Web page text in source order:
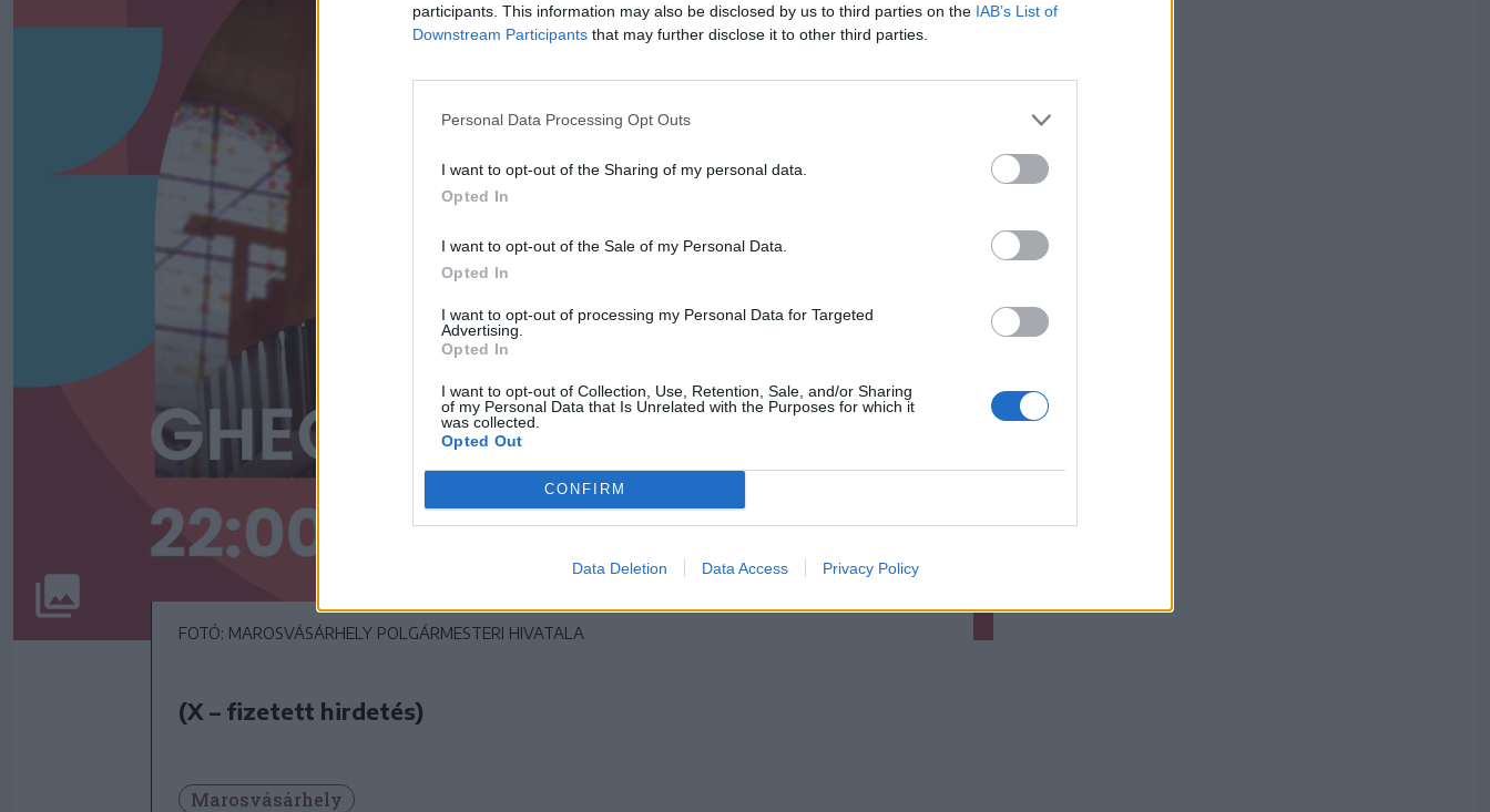
participants. This information may also be disclosed by us to third parties on the IAB’s List of
Downstream Participants that may further disclose it to other third parties.
Personal Data Processing Opt Outs
I want to opt-out of the Sharing of my personal data.
Opted In
I want to opt-out of the Sale of my Personal Data.
Opted In
I want to opt-out of processing my Personal Data for Targeted
Advertising.
Opted In
I want to opt-out of Collection, Use, Retention, Sale, and/or Sharing
of my Personal Data that Is Unrelated with the Purposes for which it
was collected.
Opted Out
CONFIRM
Data Deletion Data Access Privacy Policy
FOTÓ: MAROSVÁSÁRHELY POLGÁRMESTERI HIVATALA
(X – fizetett hirdetés)
Marosvásárhely